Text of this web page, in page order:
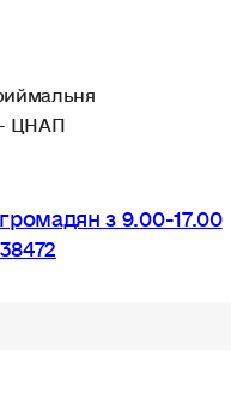
- ЦНАП
з 9.00-17.00